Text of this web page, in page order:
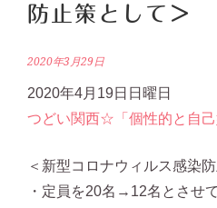
防止策として＞
2020年3月29日
2020年4月19日日曜日
つどい関西☆「個性的と自己
＜新型コロナウィルス感染
・定員を20名→12名とさせ